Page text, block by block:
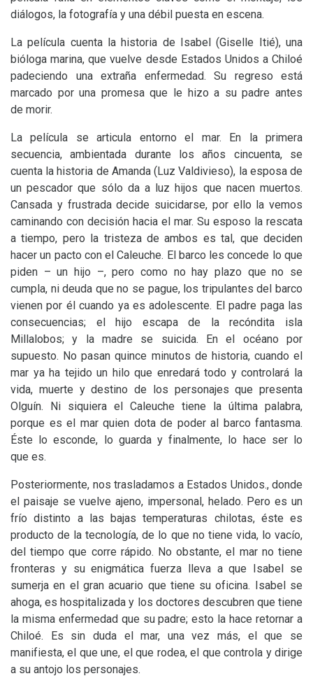
diálogos, la fotografía y una débil puesta en escena.
La película cuenta la historia de Isabel (Giselle Itié), una
bióloga marina, que vuelve desde Estados Unidos a Chiloé
padeciendo una extraña enfermedad. Su regreso está
marcado por una promesa que le hizo a su padre antes
de morir.
La película se articula entorno el mar. En la primera
secuencia, ambientada durante los años cincuenta, se
cuenta la historia de Amanda (Luz Valdivieso), la esposa de
un pescador que sólo da a luz hijos que nacen muertos.
Cansada y frustrada decide suicidarse, por ello la vemos
caminando con decisión hacia el mar. Su esposo la rescata
a tiempo, pero la tristeza de ambos es tal, que deciden
hacer un pacto con el Caleuche. El barco les concede lo que
piden – un hijo –, pero como no hay plazo que no se
cumpla, ni deuda que no se pague, los tripulantes del barco
vienen por él cuando ya es adolescente. El padre paga las
consecuencias; el hijo escapa de la recóndita isla
Millalobos; y la madre se suicida. En el océano por
supuesto. No pasan quince minutos de historia, cuando el
mar ya ha tejido un hilo que enredará todo y controlará la
vida, muerte y destino de los personajes que presenta
Olguín. Ni siquiera el Caleuche tiene la última palabra,
porque es el mar quien dota de poder al barco fantasma.
Éste lo esconde, lo guarda y finalmente, lo hace ser lo
que es.
Posteriormente, nos trasladamos a Estados Unidos., donde
el paisaje se vuelve ajeno, impersonal, helado. Pero es un
frío distinto a las bajas temperaturas chilotas, éste es
producto de la tecnología, de lo que no tiene vida, lo vacío,
del tiempo que corre rápido. No obstante, el mar no tiene
fronteras y su enigmática fuerza lleva a que Isabel se
sumerja en el gran acuario que tiene su oficina. Isabel se
ahoga, es hospitalizada y los doctores descubren que tiene
la misma enfermedad que su padre; esto la hace retornar a
Chiloé. Es sin duda el mar, una vez más, el que se
manifiesta, el que une, el que rodea, el que controla y dirige
a su antojo los personajes.